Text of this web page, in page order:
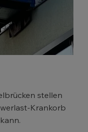
stellen
Krankorb